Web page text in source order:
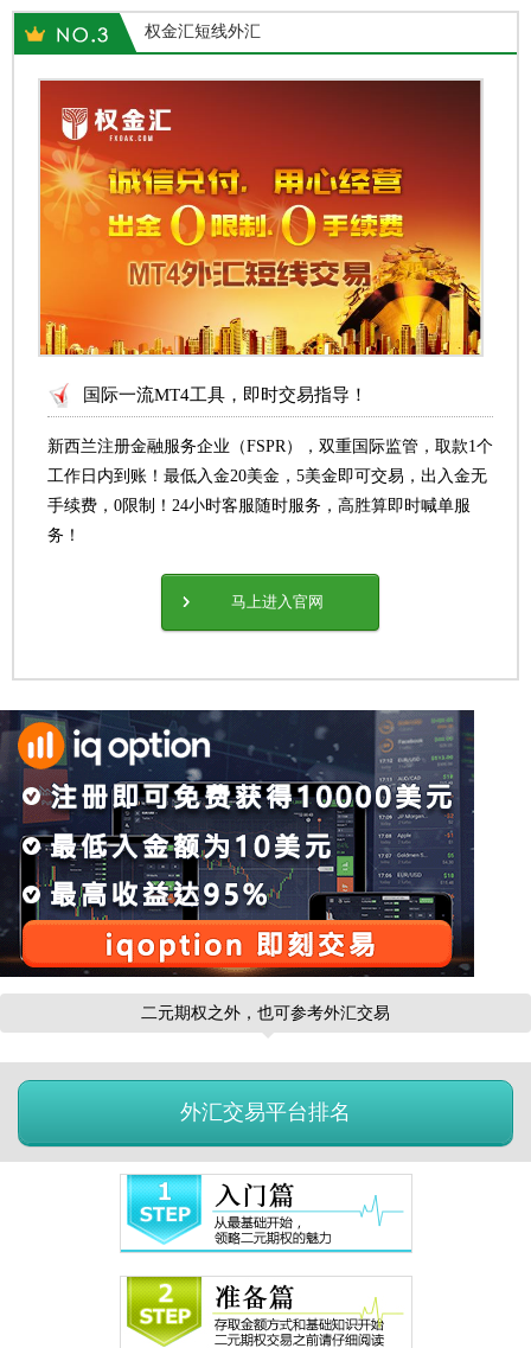
权金汇短线外汇
国际一流MT4工具，即时交易指导！
新西兰注册金融服务企业（FSPR），双重国际监管，取款1个
工作日内到账！最低入金20美金，5美金即可交易，出入金无
手续费，0限制！24小时客服随时服务，高胜算即时喊单服
务！
马上进入官网
二元期权之外，也可参考外汇交易
外汇交易平台排名